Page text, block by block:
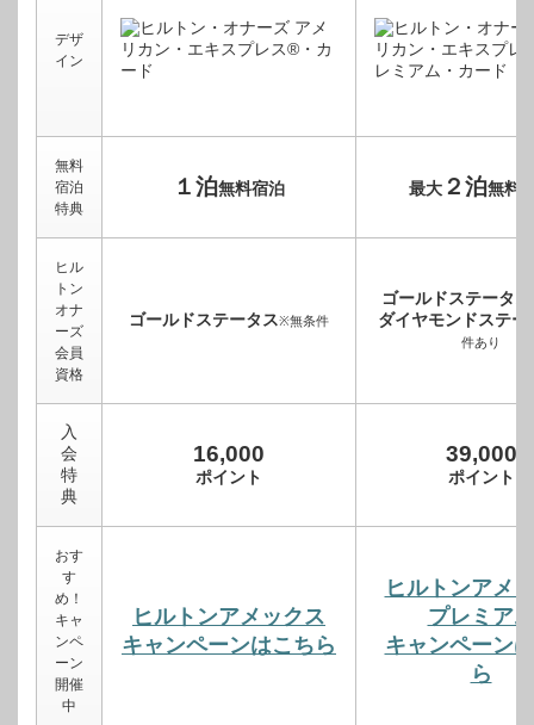
デザ
イン
無料
宿泊
特典
１泊無料宿泊 最大２泊無料
ヒル
トン
オナ
ーズ
会員
資格
ゴールドステータス※無条件
ゴールドステータス
ダイヤモンドステー
件あり
入
会
特
典
16,000
ポイント
39,000
ポイント
おす
す
め！
キャ
ンペ
ーン
開催
中
ヒルトンアメックス
キャンペーンはこちら
ヒルトンアメ
プレミアム
キャンペーン
ら